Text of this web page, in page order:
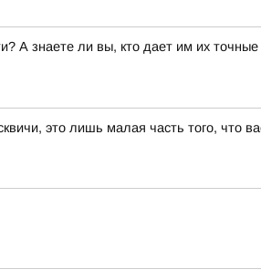
знаете ли вы, кто дает им их точные
это лишь малая часть того, что